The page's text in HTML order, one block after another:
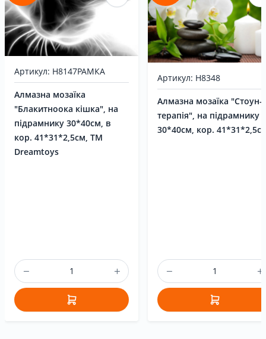
Артикул: H8147РАМКА
Алмазна мозаїка
"Блакитноока кішка", на
підрамнику 30*40см, в
кор. 41*31*2,5см, ТМ
Dreamtoys
Артикул: H8348
Алмазна мозаїка "Стоун-
терапія", на підрамнику
30*40см, кор.